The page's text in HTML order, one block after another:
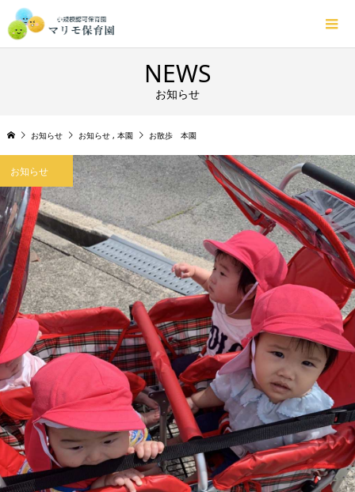
NEWS
お知らせ
お知らせ お知らせ , 本園 お散歩 本園
お知らせ